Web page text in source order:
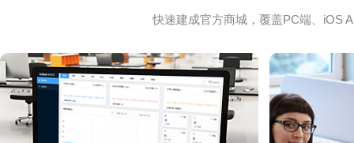
快速建成官方商城，覆盖PC端、iOS